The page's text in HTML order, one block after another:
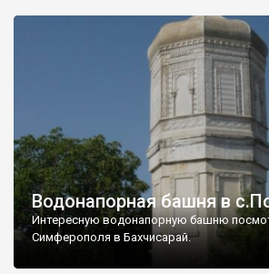
Водонапорная башня в
Интересную водонапорную башню
Симферополя в Бахчисарай.